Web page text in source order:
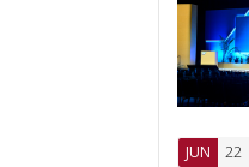
JUN 22